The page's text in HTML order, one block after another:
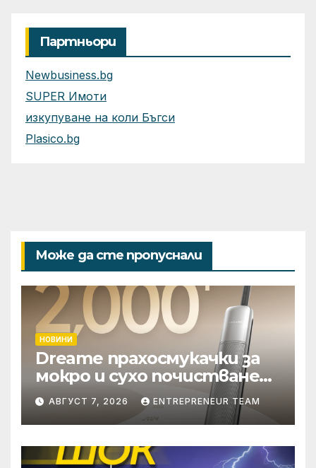
Партньори
Newbusiness.bg
SUPER Имоти
изкупуване на коли Бъгси
Plasico.bg
Може да сте пропуснали
НОВИНИ
Dreame прахосмукачки за
мокро и сухо почистване
надхвърлиха 2 000
патентни заявки в
световен мащаб
АВГУСТ 7, 2026 ENTREPRENEUR TEAM